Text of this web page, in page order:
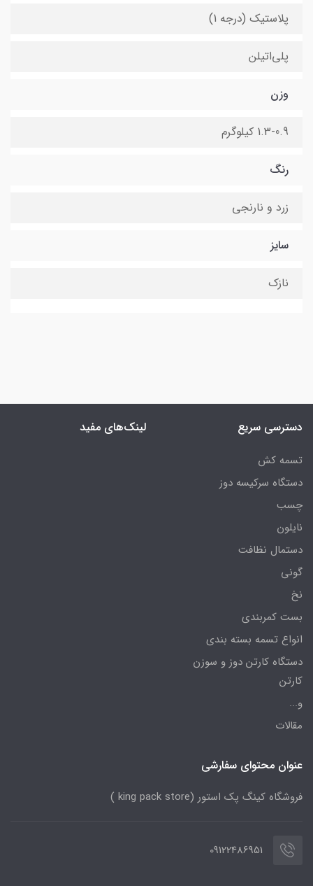
پلاستیک (درجه 1)
پلی‌اتیلن
وزن
1.3-0.9 کیلوگرم
رنگ
زرد و نارنجی
سایز
نازک
دسترسی سریع
تسمه کش
دستگاه سرکیسه دوز
چسب
نایلون
دستمال نظافت
گونی
نخ
بست کمربندی
انواع تسمه بسته بندی
دستگاه کارتن دوز و سوزن
کارتن
و...
مقالات
لینک‌های مفید
عنوان محتوای سفارشی
فروشگاه کینگ پک استور (king pack store )
09122486951